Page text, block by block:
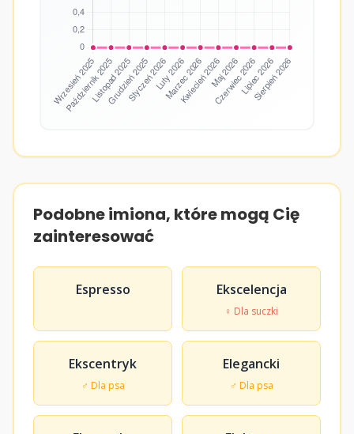
Podobne imiona, które mogą Cię
zainteresować
Espresso Ekscelencja
♀ Dla suczki
Ekscentryk
♂ Dla psa
Elegancki
♂ Dla psa